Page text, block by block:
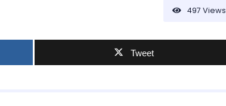
497 Views
Tweet